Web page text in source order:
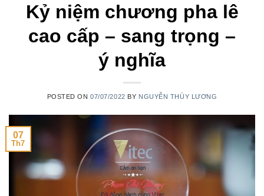
Kỷ niệm chương pha lê
cao cấp – sang trọng –
ý nghĩa
POSTED ON07/07/2022 BY NGUYỄN THÙY LƯƠNG
07
Th7